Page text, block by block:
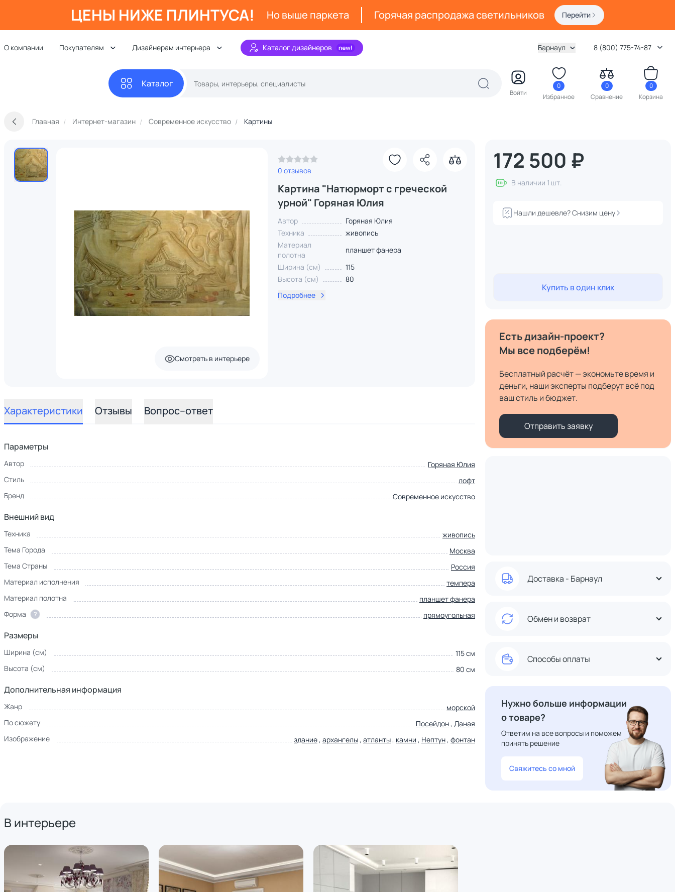
ЦЕНЫ НИЖЕ ПЛИНТУСА! Но выше паркета Горячая распродажа светильников Перейти
О компании Покупателям Дизайнерам интерьера Каталог дизайнеров Барнаул 8 (800) 775-74-87
Каталог
Войти
0
Избранное
0
Сравнение
0
Корзина
Главная Интернет-магазин Современное искусство Картины
Смотреть в интерьере
0 отзывов
Картина "Натюрморт с греческой
урной" Горяная Юлия
Автор
Горяная Юлия
Техника
живопись
Материал
полотна
планшет фанера
Ширина (см)
115
Высота (см)
80
Подробнее
Характеристики Отзывы Вопрос–ответ
Параметры
Автор
Горяная Юлия
Стиль
лофт
Бренд
Современное искусство
Внешний вид
Техника
живопись
Тема Города
Москва
Тема Страны
Россия
Материал исполнения
темпера
Материал полотна
планшет фанера
Форма
? прямоугольная
Размеры
Ширина (см)
115 см
Высота (см)
80 см
Дополнительная информация
Жанр
морской
По сюжету
Посейдон, Даная
Изображение
здание, архангелы, атланты, камни , Нептун, фонтан
172 500 ₽
В наличии 1 шт.
Нашли дешевле? Снизим цену
Купить в один клик
Есть дизайн-проект?
Мы все подберём!
Бесплатный расчёт — экономьте время и
деньги, наши эксперты подберут всё под
ваш стиль и бюджет.
Отправить заявку
Доставка - Барнаул
Обмен и возврат
Способы оплаты
Нужно больше информации
о товаре?
Ответим на все вопросы и поможем
принять решение
Свяжитесь со мной
В интерьере